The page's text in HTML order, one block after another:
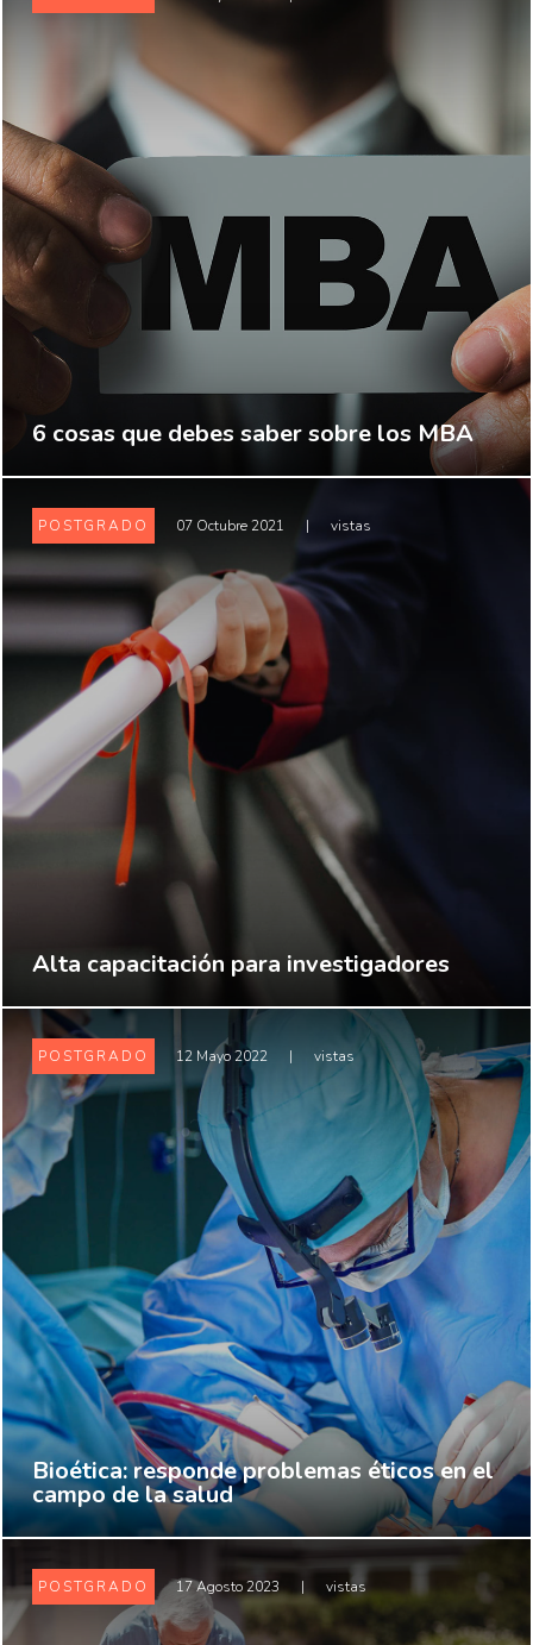
6 cosas que debes saber sobre los MBA
POSTGRADO 07 Octubre 2021 | vistas
Alta capacitación para investigadores
POSTGRADO 12 Mayo 2022 | vistas
Bioética: responde problemas éticos en el
campo de la salud
POSTGRADO 17 Agosto 2023 | vistas